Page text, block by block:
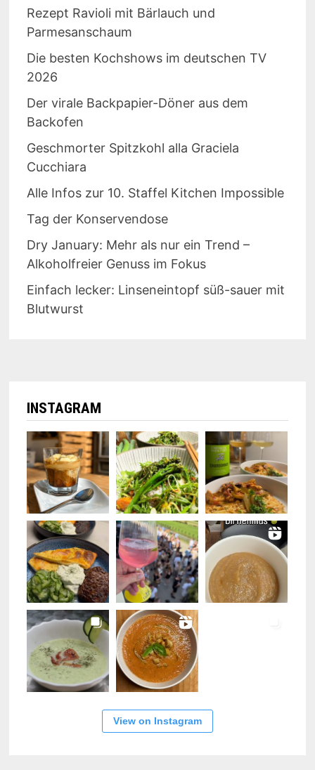
Rezept Ravioli mit Bärlauch und
Parmesanschaum
Die besten Kochshows im deutschen TV
2026
Der virale Backpapier-Döner aus dem
Backofen
Geschmorter Spitzkohl alla Graciela
Cucchiara
Alle Infos zur 10. Staffel Kitchen Impossible
Tag der Konservendose
Dry January: Mehr als nur ein Trend –
Alkoholfreier Genuss im Fokus
Einfach lecker: Linseneintopf süß-sauer mit
Blutwurst
INSTAGRAM
View on Instagram